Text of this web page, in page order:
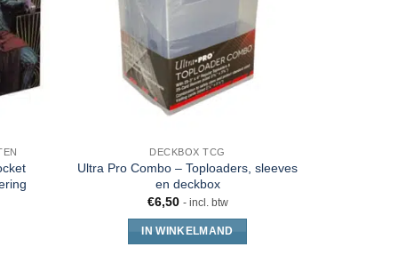
DECKBOX TCG
Ultra Pro Combo – Toploaders, sleeves
en deckbox
€6,50 - incl. btw
IN WINKELMAND